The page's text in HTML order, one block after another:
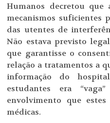
Humanos decretou
mecanismos suficientes
das utentes de
Não estava previsto
que garantisse o
relação a tratamentos a
informação do
estudantes era
envolvimento que
médicas.